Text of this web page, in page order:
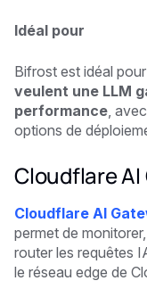
Idéal pour
Bifrost est idéal
veulent une LLM
performance,
options de
Cloudflare AI
Cloudflare AI
permet de
router les requêtes
le réseau edge de